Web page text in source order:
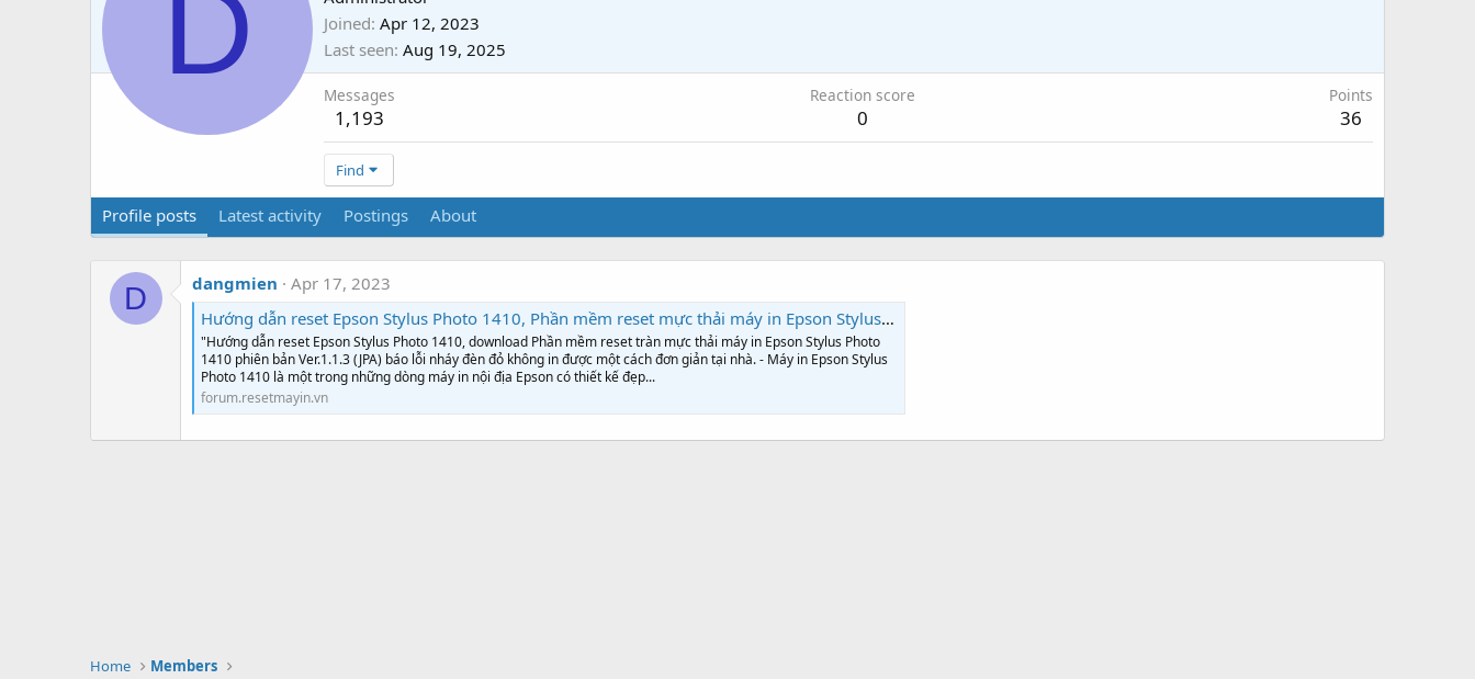
D
Joined Apr 12, 2023
Last seen Aug 19, 2025
Messages
1,193
Reaction score
0
Points
36
Find
Profile posts Latest activity Postings About
D dangmien
Apr 17, 2023
Hướng dẫn reset Epson Stylus Photo 1410, Phần mềm reset mực thải máy in Epson Stylus Photo 1410
"Hướng dẫn reset Epson Stylus Photo 1410, download Phần mềm reset tràn mực thải máy in Epson Stylus Photo
1410 phiên bản Ver.1.1.3 (JPA) báo lỗi nháy đèn đỏ không in được một cách đơn giản tại nhà. - Máy in Epson Stylus
Photo 1410 là một trong những dòng máy in nội địa Epson có thiết kế đẹp...
forum.resetmayin.vn
Home Members